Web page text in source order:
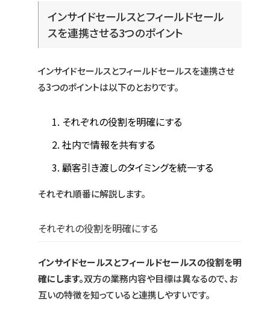
インサイドセールスとフィールドセール
スを連携させる3つのポイント
インサイドセールスとフィールドセールスを連携させ
る3つのポイントは以下のとおりです。
それぞれの役割を明確にする
社内で情報を共有する
顧客引き渡しのタイミングを統一する
それぞれ順番に解説します。
それぞれの役割を明確にする
インサイドセールスとフィールドセールスの役割を明
確にします。双方の業務内容や目標は異なるので、お
互いの特徴を知っていると連携しやすいです。